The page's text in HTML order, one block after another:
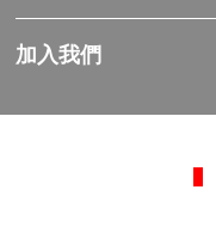
加入我們